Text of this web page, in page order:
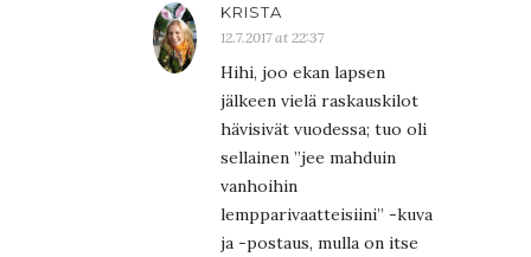
KRISTA
12.7.2017 at 22:37
Hihi, joo ekan lapsen
jälkeen vielä raskauskilot
hävisivät vuodessa; tuo oli
sellainen ”jee mahduin
vanhoihin
lempparivaatteisiini” -kuva
ja -postaus, mulla on itse